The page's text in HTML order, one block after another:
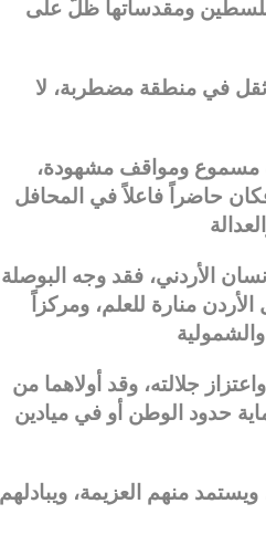
فلسطين ومقدساتها ظلّ على
ثقل في منطقة مضطربة، لا
مسموع ومواقف مشهودة،
حاضراً فاعلاً في المحافل
الأردني، فقد وجه البوصلة
منارة للعلم، ومركزاً
جلالته، وقد أولاهما من
حدود الوطن أو في ميادين
منهم العزيمة، ويبادلهم